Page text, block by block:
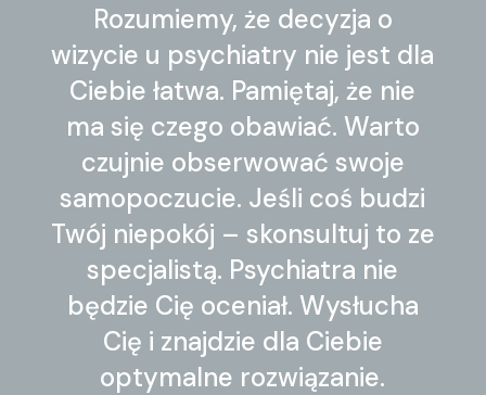
Rozumiemy, że decyzja o
wizycie u psychiatry nie jest dla
Ciebie łatwa. Pamiętaj, że nie
ma się czego obawiać. Warto
czujnie obserwować swoje
samopoczucie. Jeśli coś budzi
Twój niepokój – skonsultuj to ze
specjalistą. Psychiatra nie
będzie Cię oceniał. Wysłucha
Cię i znajdzie dla Ciebie
optymalne rozwiązanie.